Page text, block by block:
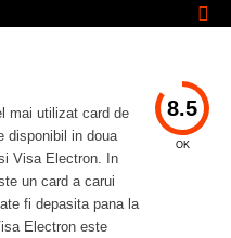
8.5
OK
mai utilizat card de
disponibil in doua
Visa Electron. In
un card a carui
fi depasita pana la
Electron este